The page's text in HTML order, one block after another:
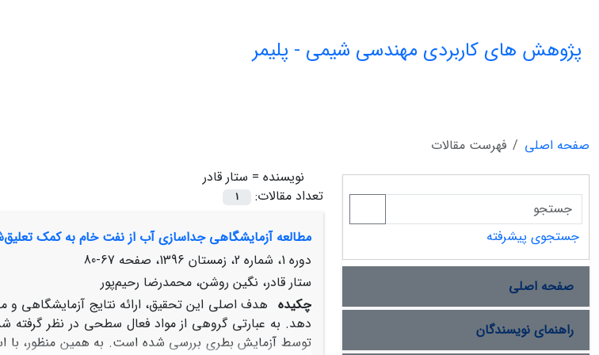
پژوهش های کاربردی مهندسی شیمی - پلیمر
صفحه اصلی
فهرست مقالات
نویسنده = ستار قادر
تعداد مقالات:
1
مطالعه آزمایشگاهی جداسازی آب از نفت خام به کمک
دوره 1، شماره 2، زمستان 1396، صفحه
67-80
ستار قادر، نگین روشن، محمدرضا رحیم‌پور
چکیده هدف اصلی این تحقیق، ارائه نتایج آزمایشگاهی
دهد. به عبارتی گروهی از مواد فعال سطحی در نظر
توسط آزمایش بطری بررسی شده است. به همین منظور، با
جستجوی پیشرفته
صفحه اصلی
راهنمای نویسندگان